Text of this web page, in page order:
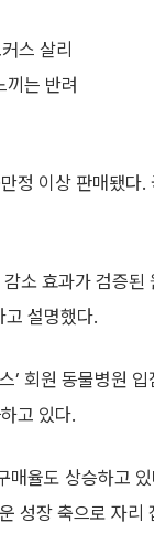
스 살리
끼는 반려
정 이상 판매됐다.
소 효과가 검증된
고 설명했다.
’ 회원 동물병원
고 있다.
매율도 상승하고
성장 축으로 자리